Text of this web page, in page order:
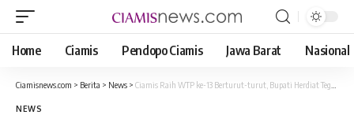
Home Ciamis Pendopo Ciamis Jawa Barat Nasional
Ciamisnews.com > Berita > News > Ciamis Raih WTP ke-13 Berturut-turut, Bupati Herdiat Tegaskan Fokus pada Kesejahteraan Masyarakat
NEWS